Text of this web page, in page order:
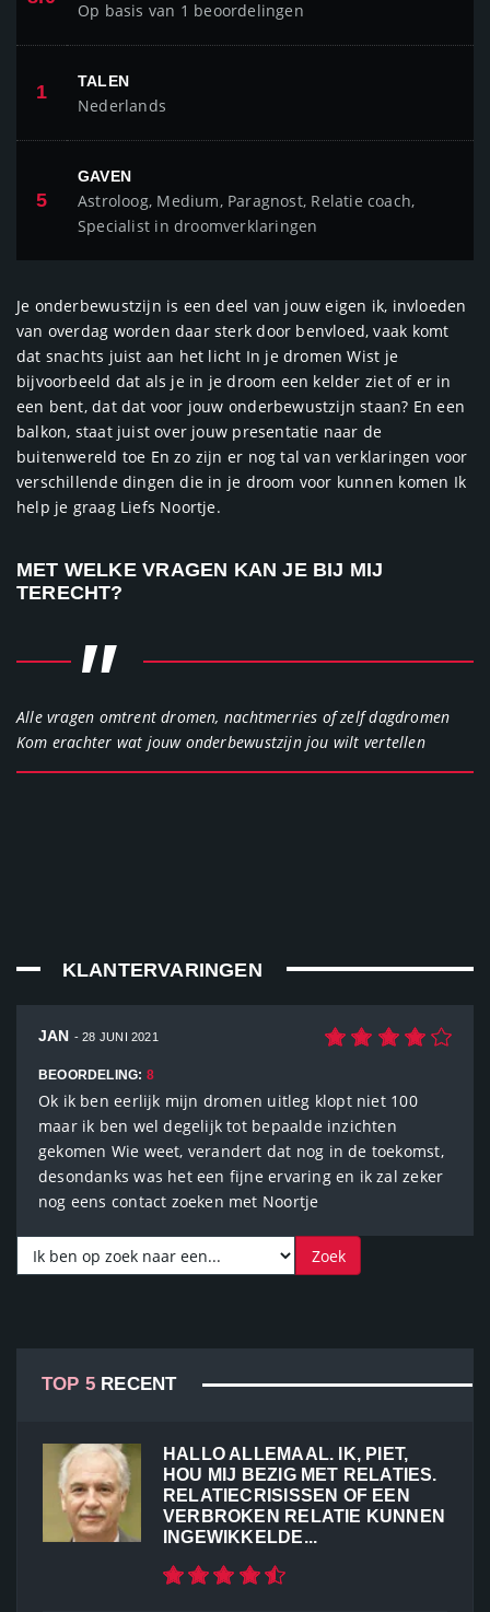
Op basis van 1 beoordelingen
1 TALEN
Nederlands
5
GAVEN
Astroloog, Medium, Paragnost, Relatie coach,
Specialist in droomverklaringen
Je onderbewustzijn is een deel van jouw eigen ik, invloeden
van overdag worden daar sterk door benvloed, vaak komt
dat snachts juist aan het licht In je dromen Wist je
bijvoorbeeld dat als je in je droom een kelder ziet of er in
een bent, dat dat voor jouw onderbewustzijn staan? En een
balkon, staat juist over jouw presentatie naar de
buitenwereld toe En zo zijn er nog tal van verklaringen voor
verschillende dingen die in je droom voor kunnen komen Ik
help je graag Liefs Noortje.
MET WELKE VRAGEN KAN JE BIJ MIJ
TERECHT?
"
Alle vragen omtrent dromen, nachtmerries of zelf dagdromen
Kom erachter wat jouw onderbewustzijn jou wilt vertellen
KLANTERVARINGEN
JAN - 28 JUNI 2021
BEOORDELING: 8
Ok ik ben eerlijk mijn dromen uitleg klopt niet 100
maar ik ben wel degelijk tot bepaalde inzichten
gekomen Wie weet, verandert dat nog in de toekomst,
desondanks was het een fijne ervaring en ik zal zeker
nog eens contact zoeken met Noortje
TOP 5 RECENT
HALLO ALLEMAAL. IK, PIET,
HOU MIJ BEZIG MET RELATIES.
RELATIECRISISSEN OF EEN
VERBROKEN RELATIE KUNNEN
INGEWIKKELDE...